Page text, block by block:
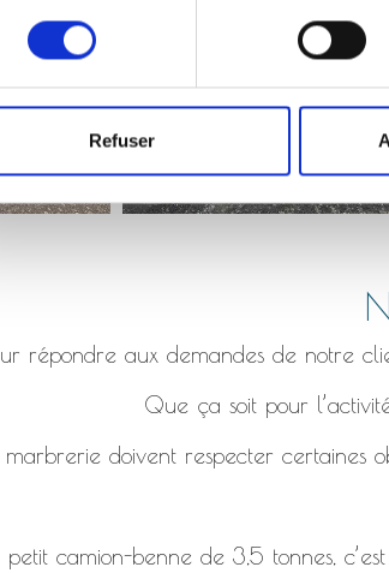
Refuser
répondre aux demandes de notre
Que ça soit pour
doivent respecter certaines
petit camion-benne de 3,5 tonnes,